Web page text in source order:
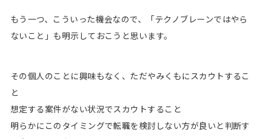
もう一つ、こういった機会なので、「テクノブレーンではやら
ないこと」も明示しておこうと思います。
その個人のことに興味もなく、ただやみくもにスカウトするこ
と
想定する案件がない状況でスカウトすること
明らかにこのタイミングで転職を検討しない方が良いと判断す